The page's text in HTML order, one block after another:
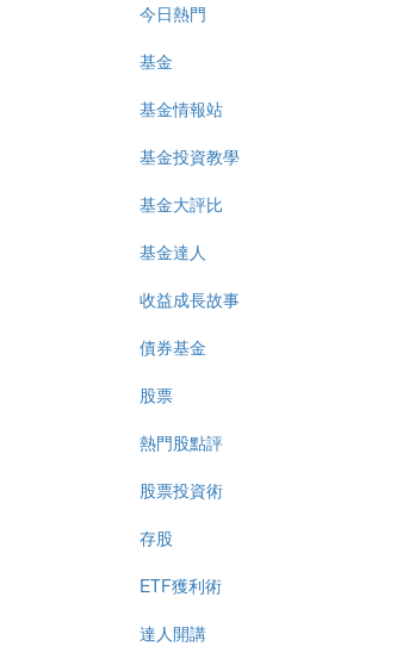
今日熱門
基金
基金情報站
基金投資教學
基金大評比
基金達人
收益成長故事
債券基金
股票
熱門股點評
股票投資術
存股
ETF獲利術
達人開講